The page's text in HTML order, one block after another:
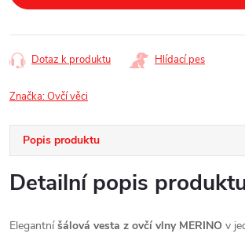
Dotaz k produktu Hlídací pes
Značka:Ovčí věci
Popis produktu
Detailní popis
Elegantníšálová vesta z ovčí vlny MERINO v